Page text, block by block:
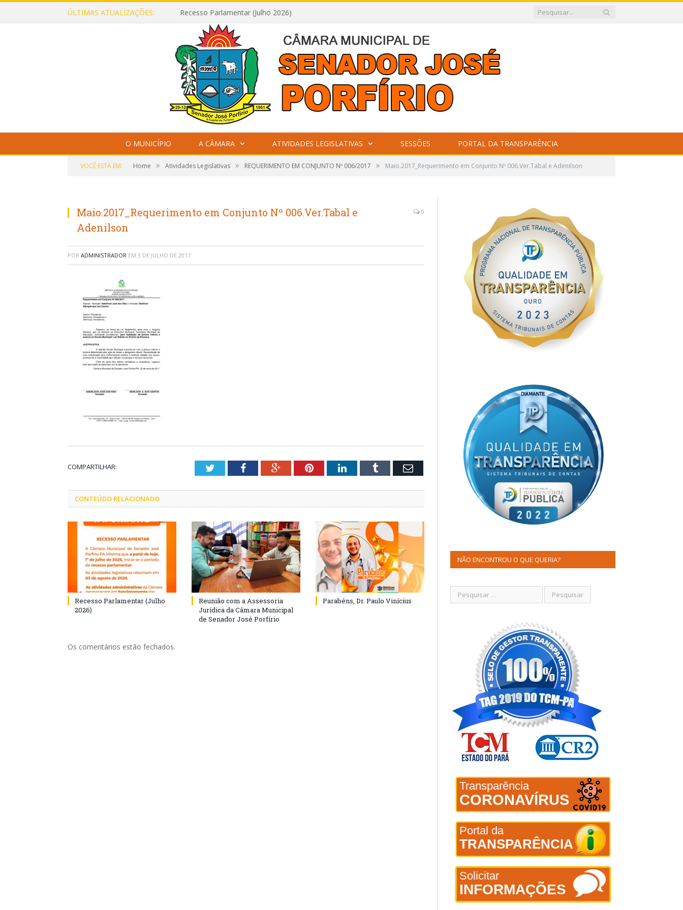
ÚLTIMAS ATUALIZAÇÕES: Recesso Parlamentar (Julho 2026)
O MUNICÍPIO A CÂMARA ATIVIDADES LEGISLATIVAS SESSÕES PORTAL DA TRANSPARÊNCIA
VOCÊ ESTÁ EM: Home » Atividades Legislativas » REQUERIMENTO EM CONJUNTO Nº 006/2017 » Maio.2017_Requerimento em Conjunto Nº 006.Ver.Tabal e Adenilson
Maio.2017_Requerimento em Conjunto Nº 006.Ver.Tabal e
Adenilson
0
POR ADMINISTRADOR EM 3 DE JULHO DE 2017
COMPARTILHAR: TwitterFacebookGoogle+PinterestLinkedInTumblr Email
CONTEÚDO RELACIONADO
Recesso Parlamentar (Julho
2026)
Reunião com a Assessoria
Jurídica da Câmara Municipal
de Senador José Porfírio
Parabéns, Dr. Paulo Vinícius
Os comentários estão fechados.
NÃO ENCONTROU O QUE QUERIA?
Transparência
CORONAVÍRUS
Portal da
TRANSPARÊNCIA
Solicitar
INFORMAÇÕES